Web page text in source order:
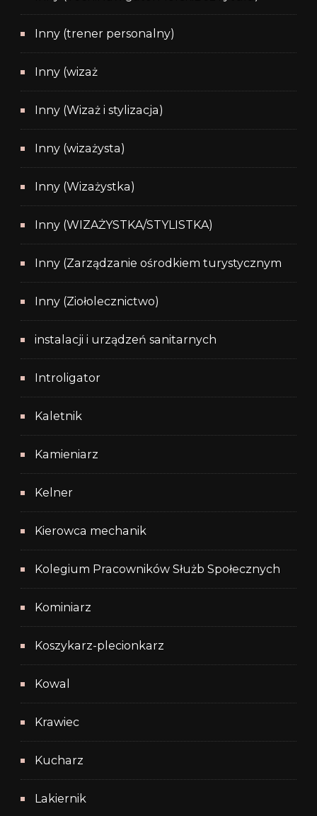
Inny (trener personalny)
Inny (wizaż
Inny (Wizaż i stylizacja)
Inny (wizażysta)
Inny (Wizażystka)
Inny (WIZAŻYSTKA/STYLISTKA)
Inny (Zarządzanie ośrodkiem turystycznym
Inny (Ziołolecznictwo)
instalacji i urządzeń sanitarnych
Introligator
Kaletnik
Kamieniarz
Kelner
Kierowca mechanik
Kolegium Pracowników Służb Społecznych
Kominiarz
Koszykarz-plecionkarz
Kowal
Krawiec
Kucharz
Lakiernik